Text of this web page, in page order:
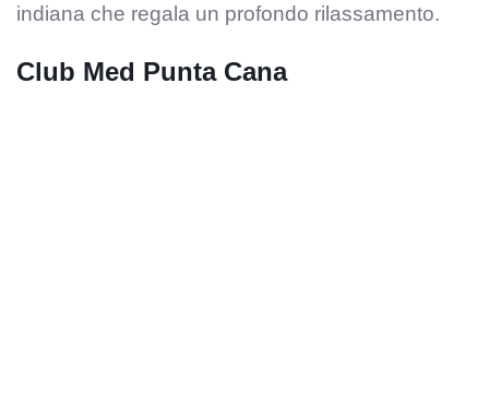
indiana che regala un profondo rilassamento.
Club Med Punta Cana